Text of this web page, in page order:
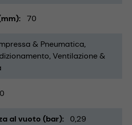
70
& Pneumatica
Ventilazione &
al vuoto (bar) 0,29